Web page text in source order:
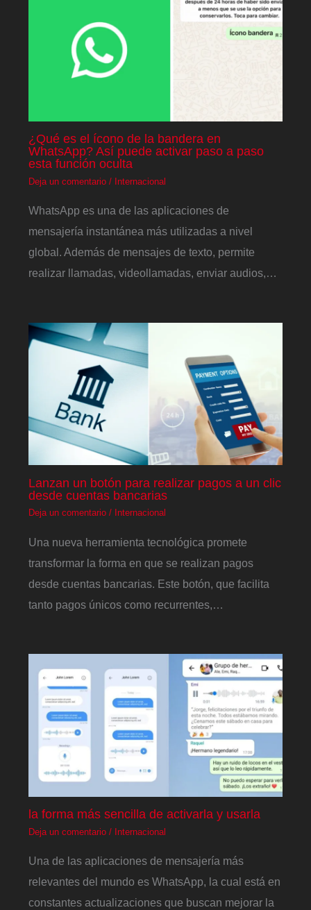
¿Qué es el ícono de la bandera en
WhatsApp? Así puede activar paso a paso
esta función oculta
Deja un comentario / Internacional
WhatsApp es una de las aplicaciones de
mensajería instantánea más utilizadas a nivel
global. Además de mensajes de texto, permite
realizar llamadas, videollamadas, enviar audios,…
Lanzan un botón para realizar pagos a un clic
desde cuentas bancarias
Deja un comentario / Internacional
Una nueva herramienta tecnológica promete
transformar la forma en que se realizan pagos
desde cuentas bancarias. Este botón, que facilita
tanto pagos únicos como recurrentes,…
la forma más sencilla de activarla y usarla
Deja un comentario / Internacional
Una de las aplicaciones de mensajería más
relevantes del mundo es WhatsApp, la cual está en
constantes actualizaciones que buscan mejorar la